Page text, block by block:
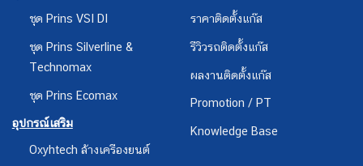
ชุด Prins VSI DI
ชุด Prins Silverline &
Technomax
ชุด Prins Ecomax
อุปกรณ์เสริม
Oxyhtech ล้างเครืองยนต์
ราคาติดตั้งแก๊ส
รีวิวรถติดตั้งแก๊ส
ผลงานติดตั้งแก๊ส
Promotion / PT
Knowledge Base